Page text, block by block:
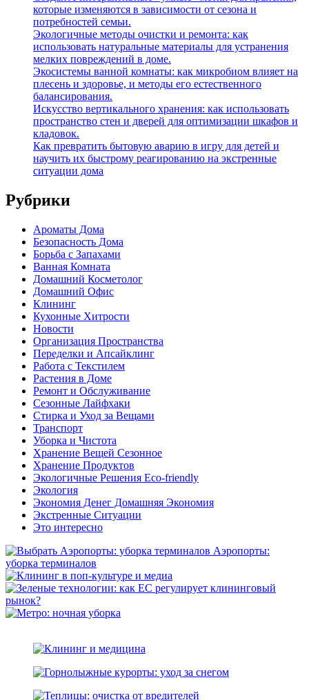
которые изменяются в зависимости от сезона и
потребностей семьи.
Экологичные методы очистки и ремонта: как
использовать натуральные материалы для устранения
мелких повреждений в доме.
Экосистемы ванной комнаты: как микробиом влияет на
плесень и здоровье, и методы его естественного
балансирования.
Искусство вертикального хранения: как использовать
пространство стен и дверей для оптимизации шкафов и
кладовок.
Как превратить бытовую аварию в игру для детей и
научить их быстрому реагированию на экстренные
ситуации дома
Рубрики
Ароматы Дома
Безопасность Дома
Борьба с Запахами
Ванная Комната
Домашний Косметолог
Домашний Офис
Клининг
Кухонные Хитрости
Новости
Организация Пространства
Переделки и Апсайклинг
Работа с Текстилем
Растения в Доме
Ремонт и Обслуживание
Сезонные Лайфхаки
Стирка и Уход за Вещами
Транспорт
Уборка и Чистота
Хранение Вещей Сезонное
Хранение Продуктов
Экологичные Решения Eco-friendly
Экология
Экономия Денег Домашняя Экономия
Экстренные Ситуации
Это интересно